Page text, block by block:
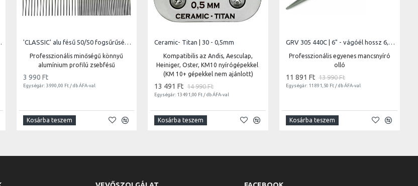
11,4 cm 'CLASSIC' alu fésű 50/50 fogsűrűség, ovális profil, hossz 11,8 cm, foghosszúság 2 cm
Professzionális minőségű könnyű
alumínium profilú zsebfésű
3 990 Ft
Egységár: 3 990,00 Ft / db ÁFA-val
Kosárba teszem
Ceramic- Titan | 30 - 0,5mm
Kompatibilis az Andis, Aesculap,
Heiniger, Oster, KM10 nyírógépekkel
(KM 10+ gépekkel nem ajánlott)
13 491 Ft 14 990 Ft
Egységár: 13 491,00 Ft / db ÁFA-val
Kosárba teszem
GRV 305 440C | 6" - vágóél hossz 6,5 cm - teljes hossz 15 cm
Professzionális egyenes mancsnyíró
olló
11 891 Ft 13 990 Ft
Egységár: 11 891,50 Ft / db ÁFA-val
Kosárba teszem